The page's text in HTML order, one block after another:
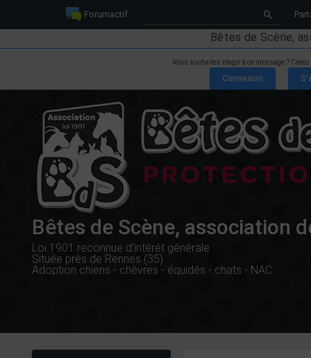
Forumactif
Bêtes de Scène,
Vous souhaitez réagir à ce message ?
Bêtes de Scène, association
Loi 1901 reconnue d'intérêt générale
Située près de Rennes (35)
Adoption chiens - chèvres - équidés - chats - NAC